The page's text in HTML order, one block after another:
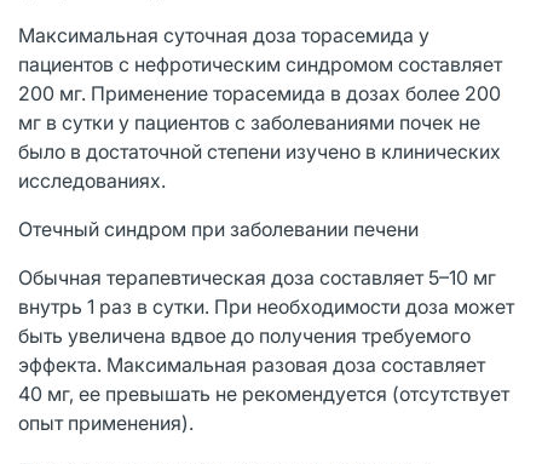
Максимальная суточная доза торасемида у
пациентов с нефротическим синдромом составляет
200 мг. Применение торасемида в дозах более 200
мг в сутки у пациентов с заболеваниями почек не
было в достаточной степени изучено в клинических
исследованиях.
Отечный синдром при заболевании печени
Обычная терапевтическая доза составляет 5–10 мг
внутрь 1 раз в сутки. При необходимости доза может
быть увеличена вдвое до получения требуемого
эффекта. Максимальная разовая доза составляет
40 мг, ее превышать не рекомендуется (отсутствует
опыт применения).